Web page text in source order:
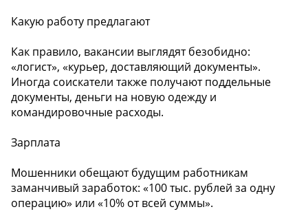
️Какую работу предлагают
Как правило, вакансии выглядят безобидно:
«логист», «курьер, доставляющий документы».
Иногда соискатели также получают поддельные
документы, деньги на новую одежду и
командировочные расходы.
Зарплата
Мошенники обещают будущим работникам
заманчивый заработок: «100 тыс. рублей за одну
операцию» или «10% от всей суммы».